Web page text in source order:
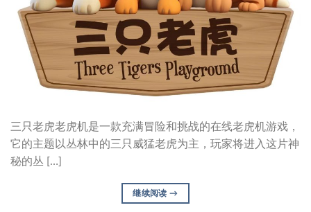
三只老虎老虎机是一款充满冒险和挑战的在线老虎机游戏，
它的主题以丛林中的三只威猛老虎为主，玩家将进入这片神
秘的丛 […]
继续阅读→